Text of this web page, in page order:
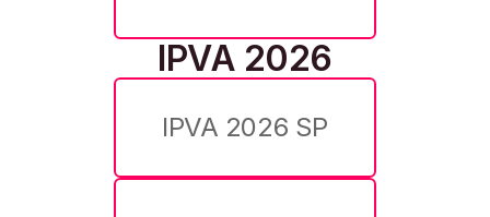
IPVA 2026
IPVA 2026 SP